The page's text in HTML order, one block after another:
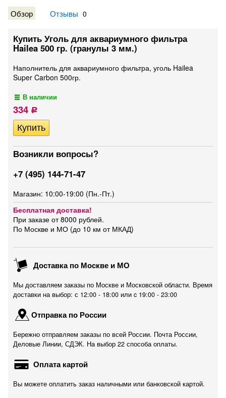
Обзор Отзывы 0
Купить Уголь для аквариумного фильтра
Hailea 500 гр. (гранулы 3 мм.)
Наполнитель для аквариумного фильтра, уголь Hailea
Super Carbon 500гр.
В наличии
334 Р
Возникли вопросы?
+7 (495) 144-71-47
Магазин: 10:00-19:00 (Пн.-Пт.)
Бесплатная доставка!
При заказе от 8000 рублей.
По Москве и МО (до 10 км от МКАД)
Доставка по Москве и МО
Мы доставляем заказы по Москве и Московской области. Время
доставки на выбор: с 12:00 - 18:00 или c 19:00 - 23:00
Отправка по России
Бережно отправляем заказы по всей России. Почта России,
Деловые Линии, СДЭК. На выбор 22 способа оплаты.
Оплата картой
Вы можете оплатить заказ наличными или банковской картой.